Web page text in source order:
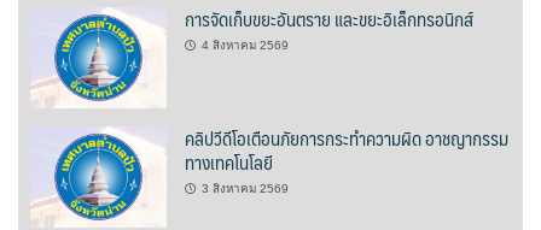
บ้านนาโฮมสเตย์
บ้านปัว ปลายนา
บ้านพักชมดอย
บ้านยลญภา
การจัดเก็บขยะอันตราย และขยะอิเล็กทรอนิกส์
4 สิงหาคม 2569
คลิปวีดีโอเตือนภัยการกระทำความผิด อาชญากรรม
ทางเทคโนโลยี
3 สิงหาคม 2569